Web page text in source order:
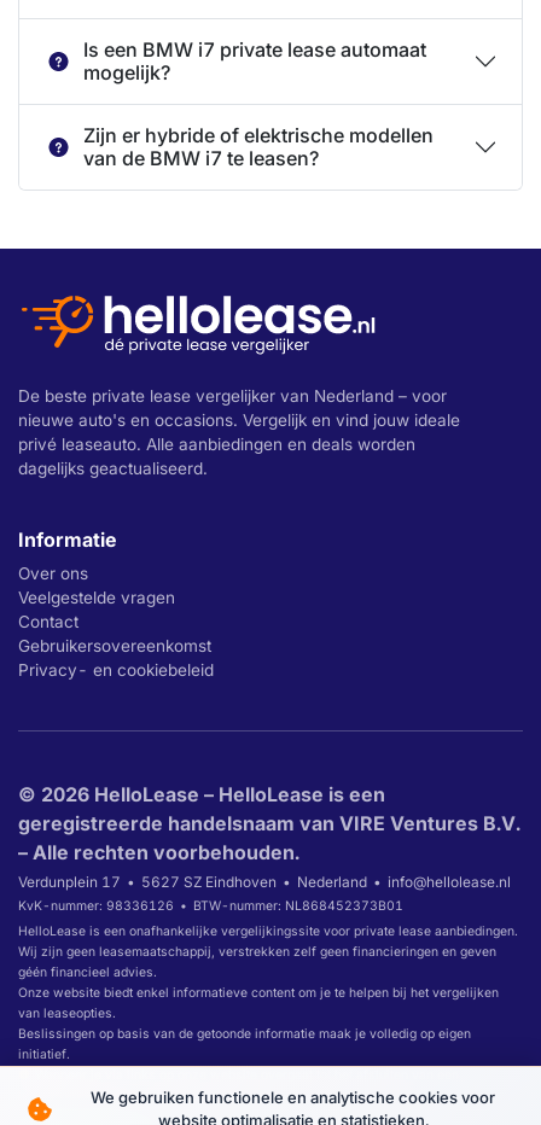
Is een BMW i7 private lease automaat
mogelijk?
Zijn er hybride of elektrische modellen
van de BMW i7 te leasen?
De beste private lease vergelijker van Nederland – voor
nieuwe auto's en occasions. Vergelijk en vind jouw ideale
privé leaseauto. Alle aanbiedingen en deals worden
dagelijks geactualiseerd.
Informatie
Over ons
Veelgestelde vragen
Contact
Gebruikersovereenkomst
Privacy- en cookiebeleid
© 2026 HelloLease – HelloLease is een
geregistreerde handelsnaam van VIRE Ventures B.V.
– Alle rechten voorbehouden.
Verdunplein 17 5627 SZ Eindhoven Nederland info@hellolease.nl
KvK-nummer: 98336126
BTW-nummer: NL868452373B01
HelloLease is een onafhankelijke vergelijkingssite voor private lease aanbiedingen.
Wij zijn geen leasemaatschappij, verstrekken zelf geen financieringen en geven
géén financieel advies.
Onze website biedt enkel informatieve content om je te helpen bij het vergelijken
van leaseopties.
Beslissingen op basis van de getoonde informatie maak je volledig op eigen
initiatief.
leaseovereenkomst, ontvangen wij daarvoor mogelijk een commissie.
We gebruiken functionele en analytische cookies voor
website optimalisatie en statistieken.